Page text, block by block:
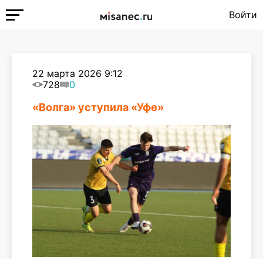
Войти
22 марта 2026 9:12
728
0
«Волга» уступила «Уфе»